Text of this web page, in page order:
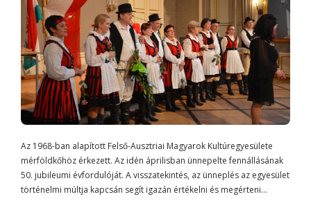
Az 1968-ban alapított Felső-Ausztriai Magyarok Kultúregyesülete
mérföldkőhöz érkezett. Az idén áprilisban ünnepelte fennállásának
50. jubileumi évfordulóját. A visszatekintés, az ünneplés az egyesület
történelmi múltja kapcsán segít igazán értékelni és megérteni…